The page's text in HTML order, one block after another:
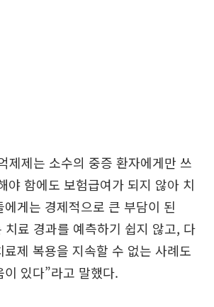
제제는 소수의 중증 환자에게만 쓰
야 함에도 보험급여가 되지 않아 치
게는 경제적으로 큰 부담이 된
치료 경과를 예측하기 쉽지 않고, 다
료제 복용을 지속할 수 없는 사례도
있다”라고 말했다.